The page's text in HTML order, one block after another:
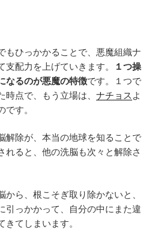
もひっかかることで、悪魔組織ナ
支配力を上げていきます。
１つ操
なるのが悪魔の特徴です。１つで
時点で、もう立場は、 ナチョス よ
です。
解除が、本当の地球を知ることで
れると、他の洗脳も次々と解除さ
から、根こそぎ取り除かないと、
引っかかって、自分の中にまた違
きてしまいます。